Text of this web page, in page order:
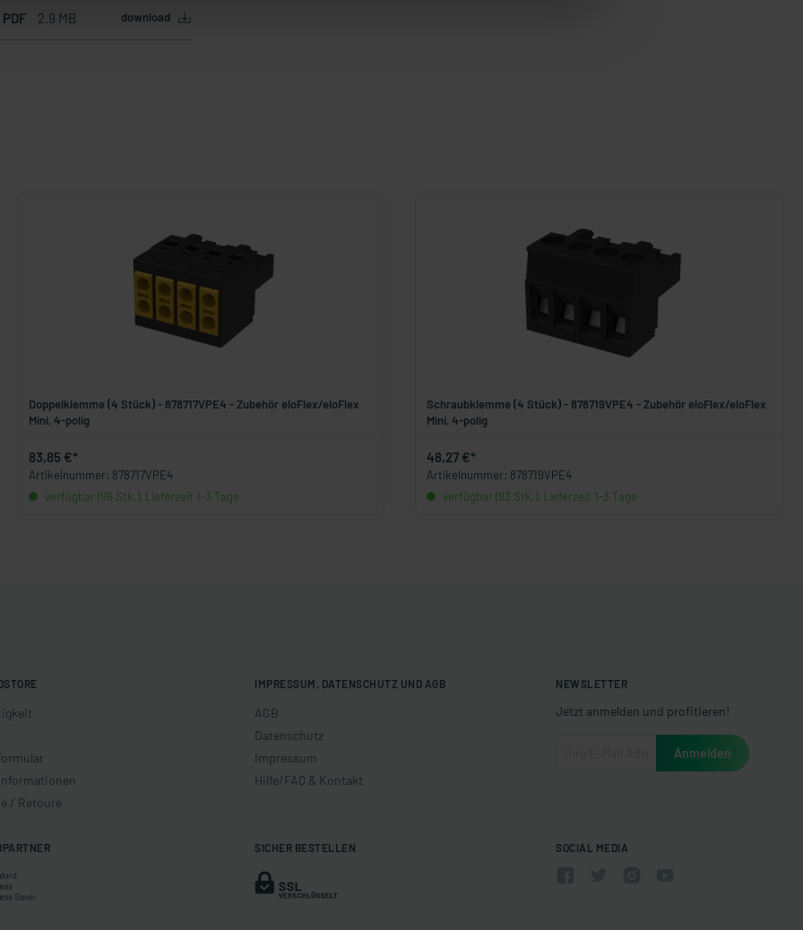
2.9 MB download
Doppelklemme (4 Stück) - 878717VPE4 - Zubehör eloFlex/eloFlex
Mini, 4-polig
83,85 €*
Artikelnummer: 878717VPE4
verfügbar (96 Stk.), Lieferzeit 1-3 Tage
Schraubklemme (4 Stück) - 878719VPE4 - Zubehör eloFlex/eloFlex
Mini, 4-polig
48,27 €*
Artikelnummer: 878719VPE4
verfügbar (93 Stk.), Lieferzeit 1-3 Tage
/ Retoure
IMPRESSUM, DATENSCHUTZ UND AGB
AGB
Datenschutz
Impressum
Hilfe/FAQ & Kontakt
NEWSLETTER
Jetzt anmelden und profitieren!
SICHER BESTELLEN SOCIAL MEDIA